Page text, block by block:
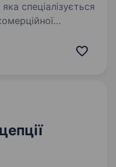
спеціалізується
компанії зі